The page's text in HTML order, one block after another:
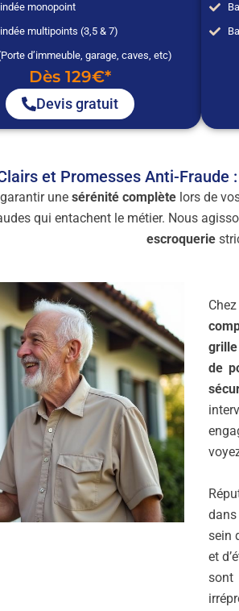
monopoint
multipoints (3,5 & 7)
d’immeuble, garage, caves, etc)
Dès 129€*
Devis gratuit
et Promesses Anti-Fraude
une sérénité complètelors de
qui entachent le métier. Nous
escroquerie
Chez
de
dans
sein
et
sont